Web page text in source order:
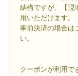
結構ですが、【現
用いただけます。
事前決済の場合は
い。
クーポンが利用